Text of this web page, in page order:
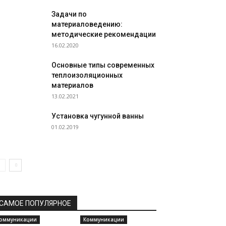
Задачи по
материаловедению:
методические рекомендации
16.02.2020
Основные типы современных
теплоизоляционных
материалов
13.02.2021
Установка чугунной ванны
01.02.2019
ПОПУЛЯРНОЕ
Коммуникации